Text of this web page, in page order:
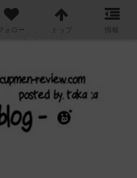
ジするブログ
フォロー トップ 情報